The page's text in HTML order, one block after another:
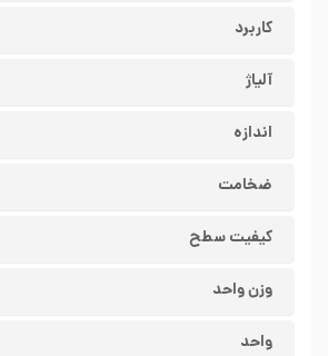
کاربرد
آلیاژ
اندازه
ضخامت
کیفیت سطح
وزن واحد
واحد